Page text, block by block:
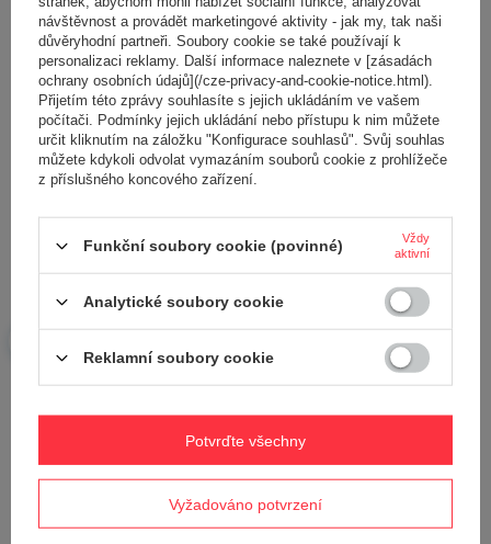
Přidejte vlastní obrázek produktu:
Vaše jméno
Odeslat zpětnou vazbu
Potřebujete pomoc? Máte otázky?
návštěvnost a provádět marketingové aktivity - jak my, tak naši
důvěryhodní partneři. Soubory cookie se také používají k
personalizaci reklamy. Další informace naleznete v [zásadách
ochrany osobních údajů](/cze-privacy-and-cookie-notice.html).
Přijetím této zprávy souhlasíte s jejich ukládáním ve vašem
počítači. Podmínky jejich ukládání nebo přístupu k nim můžete
určit kliknutím na záložku "Konfigurace souhlasů". Svůj souhlas
můžete kdykoli odvolat vymazáním souborů cookie z prohlížeče
z příslušného koncového zařízení.
Funkční soubory cookie (povinné)
Vždy
aktivní
Analytické soubory cookie
Reklamní soubory cookie
Vyžadováno potvrzení
Potvrďte všechny